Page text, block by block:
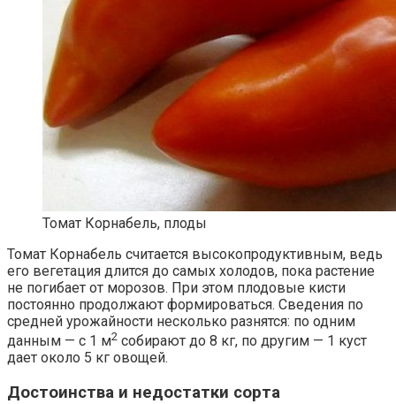
Томат Корнабель, плоды
Томат Корнабель считается высокопродуктивным, ведь
его вегетация длится до самых холодов, пока растение
не погибает от морозов. При этом плодовые кисти
постоянно продолжают формироваться. Сведения по
средней урожайности несколько разнятся: по одним
данным — с 1 м2 собирают до 8 кг, по другим — 1 куст
дает около 5 кг овощей.
Достоинства и недостатки сорта